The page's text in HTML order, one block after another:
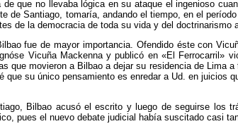
de que no llevaba lógica en su ataque el ingenioso
de Santiago, tomaría, andando el tiempo, en el
de la democracia de toda su vida y del doctrinarismo
fue de mayor importancia. Ofendido éste con
Vicuña Mackenna y publicó en «El Ferrocarril»
que movieron a Bilbao a dejar su residencia de Lima
que su único pensamiento es enredar a Ud. en juicios
Bilbao acusó el escrito y luego de seguirse los
pues el nuevo debate judicial había suscitado casi